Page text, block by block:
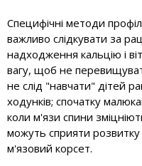
Специфічні методи
важливо слідкувати за
надходження кальцію і
вагу, щоб не
не слід "навчати" дітей
ходунків; спочатку
коли м'язи спини
можуть сприяти
м'язовий корсет.